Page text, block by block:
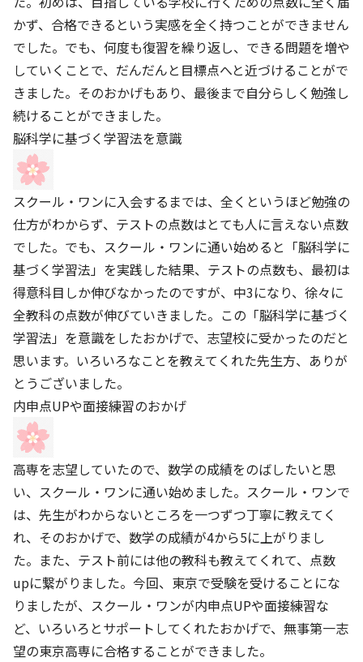
かず、合格できるという実感を全く持つことができません
でした。でも、何度も復習を繰り返し、できる問題を増や
していくことで、だんだんと目標点へと近づけることがで
きました。そのおかげもあり、最後まで自分らしく勉強し
続けることができました。
脳科学に基づく学習法を意識
スクール・ワンに入会するまでは、全くというほど勉強の
仕方がわからず、テストの点数はとても人に言えない点数
でした。でも、スクール・ワンに通い始めると「脳科学に
基づく学習法」を実践した結果、テストの点数も、最初は
得意科目しか伸びなかったのですが、中3になり、徐々に
全教科の点数が伸びていきました。この「脳科学に基づく
学習法」を意識をしたおかげで、志望校に受かったのだと
思います。いろいろなことを教えてくれた先生方、ありが
とうございました。
内申点UPや面接練習のおかげ
高専を志望していたので、数学の成績をのばしたいと思
い、スクール・ワンに通い始めました。スクール・ワンで
は、先生がわからないところを一つずつ丁寧に教えてく
れ、そのおかげで、数学の成績が4から5に上がりまし
た。また、テスト前には他の教科も教えてくれて、点数
upに繋がりました。今回、東京で受験を受けることにな
りましたが、スクール・ワンが内申点UPや面接練習な
ど、いろいろとサポートしてくれたおかげで、無事第一志
望の東京高専に合格することができました。